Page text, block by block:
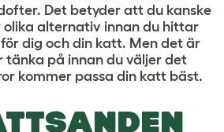
Det betyder att du kanske
alternativ innan du hittar
dig och din katt. Men det är
tänka på innan du väljer det
kommer passa din katt bäst.